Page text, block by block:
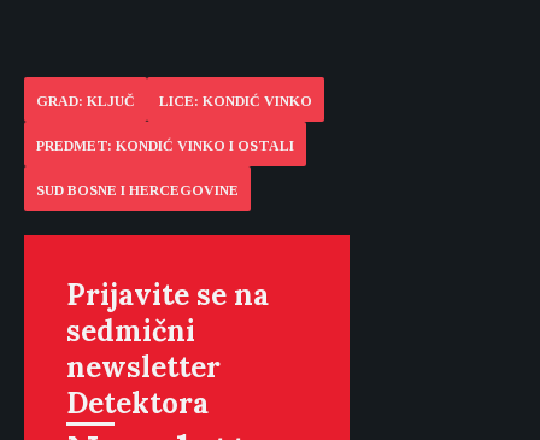
GRAD: KLJUČ LICE: KONDIĆ VINKO
PREDMET: KONDIĆ VINKO I OSTALI
SUD BOSNE I HERCEGOVINE
Prijavite se na
sedmični
newsletter
Detektora